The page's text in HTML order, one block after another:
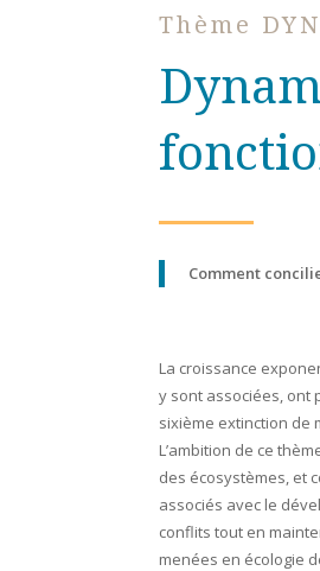
Thème
Comment
La croissance
y sont associées, ont
sixième extinction de
L’ambition de ce
des écosystèmes, et
associés avec le
conflits tout en
menées en écologie